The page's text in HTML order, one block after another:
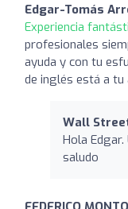
Edgar-Tomás
Experiencia
profesionales
ayuda y con tu
de inglés está a tu
Wall
Hola
saludo